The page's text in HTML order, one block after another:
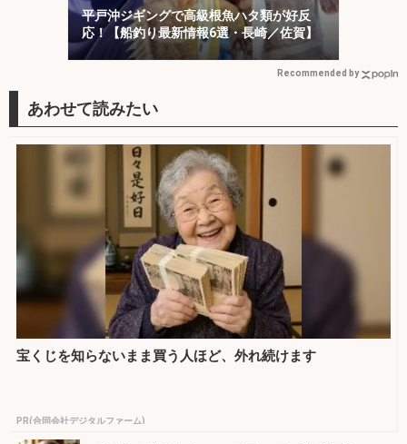
平戸沖ジギングで高級根魚ハタ類が好反
応！【船釣り最新情報6選・長崎／佐賀】
Recommended by
宝くじを知らないまま買う人ほど、外れ続けます
PR(合同会社デジタルファーム)